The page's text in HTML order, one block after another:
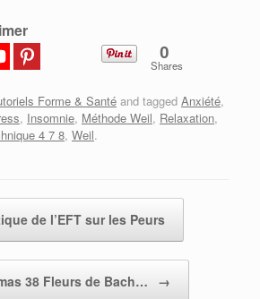
0
Shares
Forme & Santé and tagged Anxiété,
, Insomnie, Méthode Weil, Relaxation,
4 7 8, Weil.
de l’EFT sur les Peurs
38 Fleurs de Bach… →